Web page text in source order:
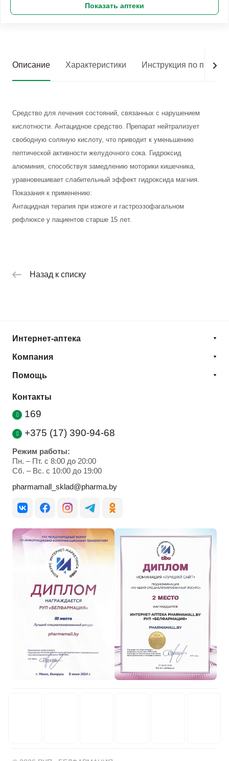
Показать аптеки
Описание Характеристики Инструкция по
Средство для лечения состояний, связанных с нарушением
кислотности. Антацидное средство. Препарат нейтрализует
свободную соляную кислоту, что приводит к уменьшению
пептической активности желудочного сока. Гидроксид
алюминия, способствуя замедлению моторики кишечника,
уравновешивает слабительный эффект гидроксида магния.
Показания к применению:
Антацидная терапия при изжоге и гастроэзофагальном
рефлюксе у пациентов старше 15 лет.
Назад к списку
Интернет-аптека
Компания
Помощь
Контакты
169
+375 (17) 390-94-68
Режим работы:
Пн. – Пт. с 8:00 до 20:00
Cб. – Вс. с 10:00 до 19:00
pharmamall_sklad@pharma.by